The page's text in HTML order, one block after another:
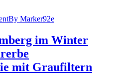
By Marker92e
im Winter
mit Graufiltern